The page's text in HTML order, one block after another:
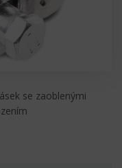
se zaoblenými